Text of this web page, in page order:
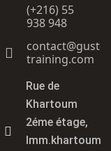
(+216) 55
938 948
contact@gust-
training.com
Rue de
Khartoum
2éme étage,
Imm.khartoum